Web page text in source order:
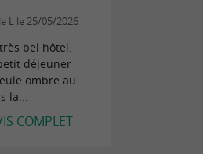
L le 25/05/2026
bel hôtel.
déjeuner
ombre au
COMPLET